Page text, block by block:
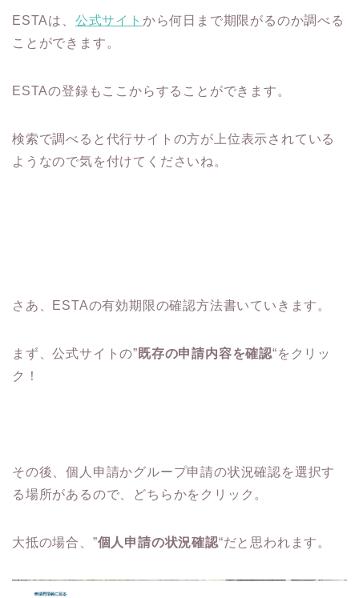
ESTAは、 公式サイト から何日まで期限がるのか調べる
ことができます。
ESTAの登録もここからすることができます。
検索で調べると代行サイトの方が上位表示されている
ようなので気を付けてくださいね。
さあ、ESTAの有効期限の確認方法書いていきます。
まず、公式サイトの” 既存の申請内容を確認“をクリッ
ク！
その後、個人申請かグループ申請の状況確認を選択す
る場所があるので、どちらかをクリック。
大抵の場合、”個人申請の状況確認“だと思われます。